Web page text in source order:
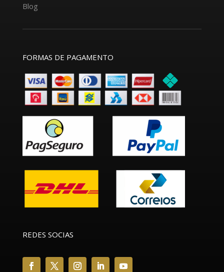
Blog
FORMAS DE PAGAMENTO
REDES SOCIAS